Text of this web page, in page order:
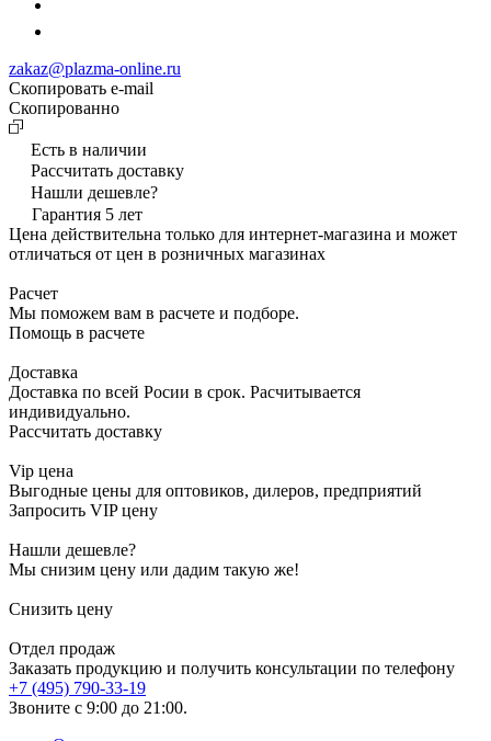
zakaz@plazma-online.ru
Скопировать e-mail
Cкопированно
Есть в наличии
Рассчитать доставку
Нашли дешевле?
Гарантия 5 лет
Цена действительна только для интернет-магазина и может
отличаться от цен в розничных магазинах
Расчет
Мы поможем вам в расчете и подборе.
Помощь в расчете
Доставка
Доставка по всей Росии в срок. Расчитывается
индивидуально.
Рассчитать доставку
Vip цена
Выгодные цены для оптовиков, дилеров, предприятий
Запросить VIP цену
Нашли дешевле?
Мы снизим цену или дадим такую же!
Снизить цену
Отдел продаж
Заказать продукцию и получить консультации по телефону
+7 (495) 790-33-19
Звоните с 9:00 до 21:00.